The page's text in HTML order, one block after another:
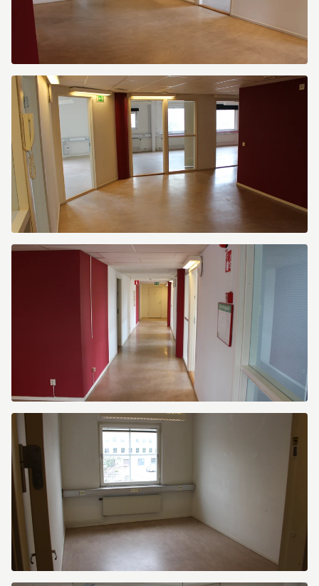
Östra
Sandgatan
12
Östra
Östra
Sandgatan
12